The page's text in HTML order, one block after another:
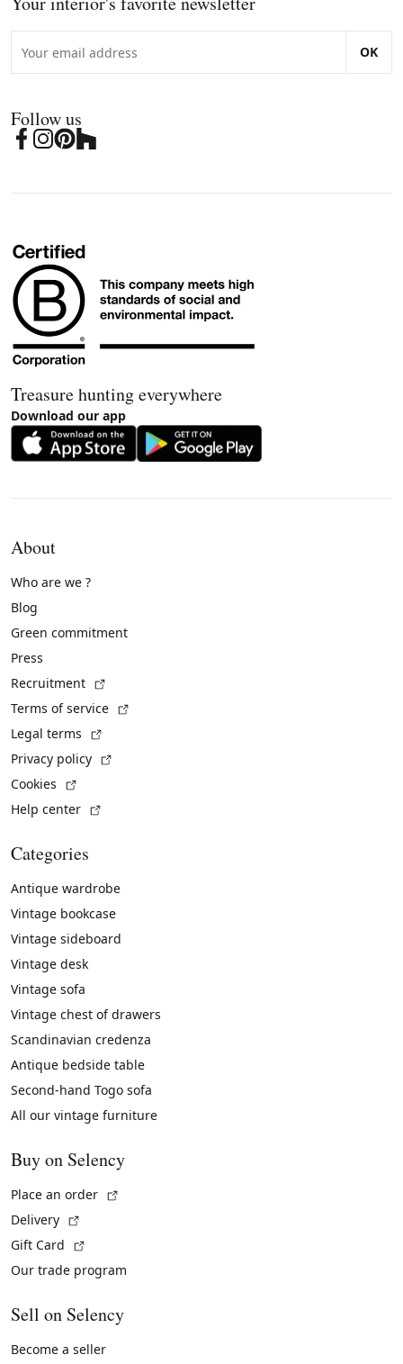
OK
Follow us
Treasure hunting everywhere
Download our app
About
Who are we ?
Blog
Green commitment
Press
Recruitment
Terms of service
Legal terms
Privacy policy
Cookies
Help center
Categories
Antique wardrobe
Vintage bookcase
Vintage sideboard
Vintage desk
Vintage sofa
Vintage chest of drawers
Scandinavian credenza
Antique bedside table
Second-hand Togo sofa
All our vintage furniture
Buy on Selency
Place an order
Delivery
Gift Card
Our trade program
Sell on Selency
Become a seller